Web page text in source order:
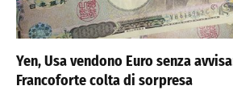
Yen, Usa vendono Euro senza
Francoforte colta di sorpresa